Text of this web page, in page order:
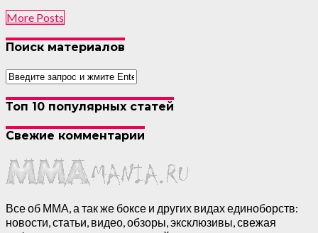
More Posts
Поиск материалов
Топ 10 популярных статей
Свежие комментарии
Все об ММА, а так же боксе и других видах единоборств:
новости, статьи, видео, обзоры, эксклюзивы, свежая